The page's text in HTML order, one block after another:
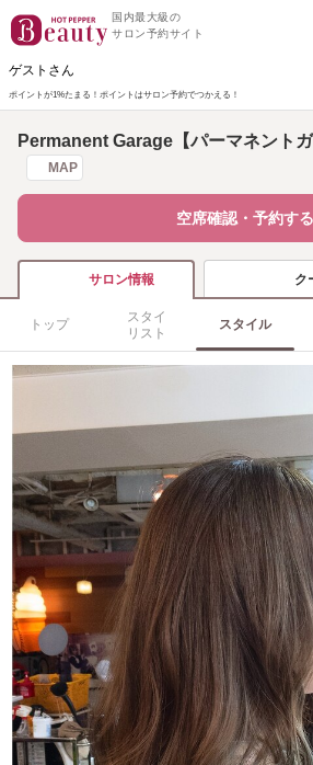
国内最大級の
サロン予約サイト
ゲストさん
ポイントが1%たまる！ ポイントはサロン予約でつかえる！
Permanent Garage【パーマネントガ
MAP
空席確認・予約する
サロン情報 ク
トップ
スタイ
リスト
スタイル